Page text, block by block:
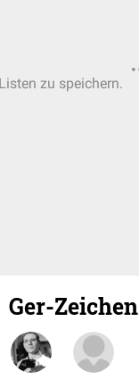
zu speichern.
Ger-Zeichen